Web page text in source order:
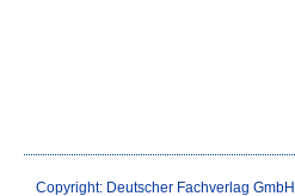
Copyright: Deutscher Fachverlag GmbH